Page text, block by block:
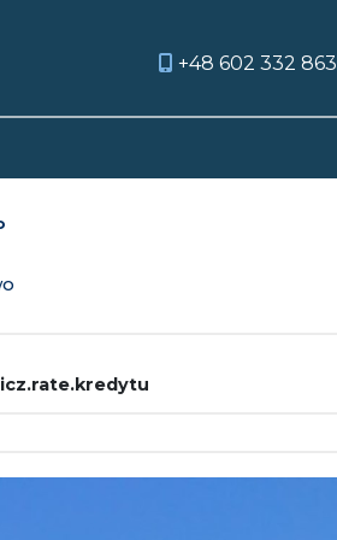
+48 602 332 863